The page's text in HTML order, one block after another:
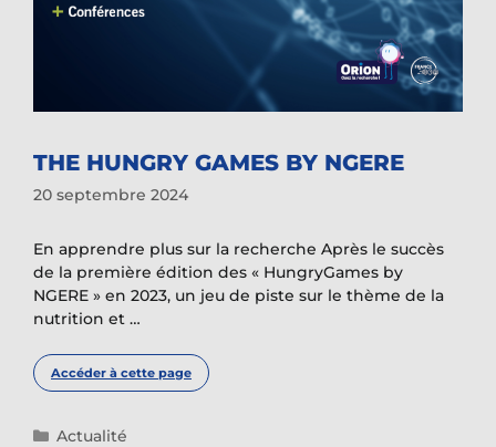
THE HUNGRY GAMES BY NGERE
20 septembre 2024
En apprendre plus sur la recherche Après le succès
de la première édition des « HungryGames by
NGERE » en 2023, un jeu de piste sur le thème de la
nutrition et …
Accéder à cette page
Catégories
Actualité